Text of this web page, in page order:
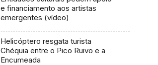
e financiamento aos artistas
emergentes (vídeo)
Helicóptero resgata turista
Chéquia entre o Pico Ruivo e a
Encumeada